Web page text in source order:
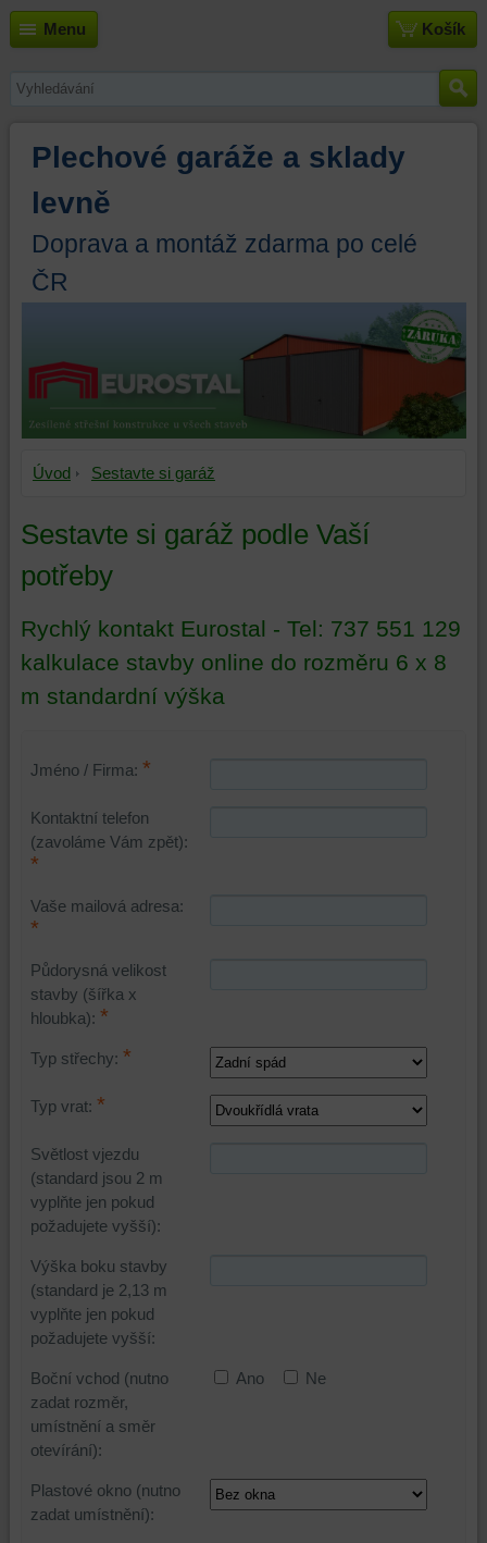
Menu Košík
Plechové garáže a sklady
levně
Doprava a montáž zdarma po celé
ČR
Úvod Sestavte si garáž
Sestavte si garáž podle Vaší
potřeby
Rychlý kontakt Eurostal - Tel: 737 551 129
kalkulace stavby online do rozměru 6 x 8
m standardní výška
Jméno / Firma:*
Kontaktní telefon
(zavoláme Vám zpět):
*
Vaše mailová adresa:
*
Půdorysná velikost
stavby (šířka x
hloubka):*
Typ střechy:*
Typ vrat:*
Světlost vjezdu
(standard jsou 2 m
vyplňte jen pokud
požadujete vyšší):
Výška boku stavby
(standard je 2,13 m
vyplňte jen pokud
požadujete vyšší:
Boční vchod (nutno
zadat rozměr,
umístnění a směr
otevírání):
Ano Ne
Plastové okno (nutno
zadat umístnění):